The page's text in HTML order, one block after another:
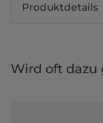
Produktdetails
Wird oft dazu